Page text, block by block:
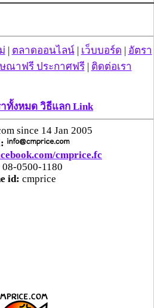
| ตลาดออนไลน์| เว็บบอร์ด | อัตรา
ณาฟรี ประกาศฟรี| ติดต่อเรา
ทั้งหมด วิธีแลก Link
since 14 Jan 2005
cmprice.fc
08-0500-1180
id: cmprice